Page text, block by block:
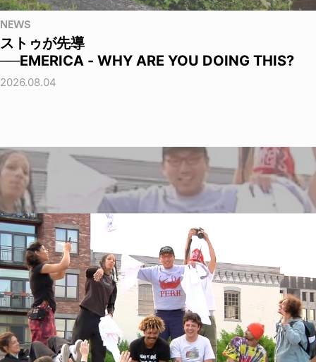
NEWS
ストゥが先導
──EMERICA - WHY ARE YOU DOING THIS?
2026.08.04